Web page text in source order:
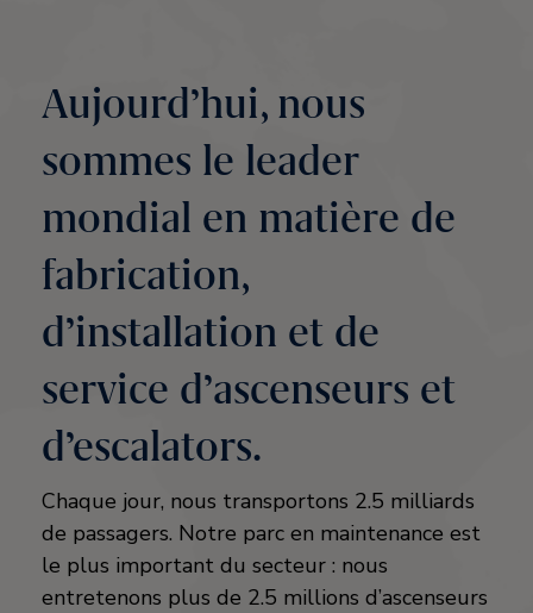
Aujourd’hui, nous
sommes le leader
mondial en matière de
fabrication,
d’installation et de
service d’ascenseurs et
d’escalators.
Chaque jour, nous transportons 2.5 milliards
de passagers. Notre parc en maintenance est
le plus important du secteur : nous
entretenons plus de 2.5 millions d’ascenseurs